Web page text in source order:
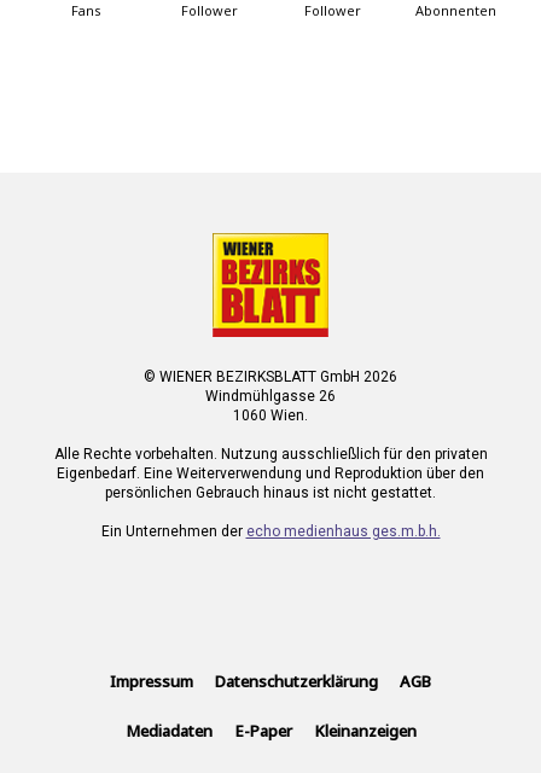
Fans Follower Follower Abonnenten
© WIENER BEZIRKSBLATT GmbH 2026
Windmühlgasse 26
1060 Wien.
Alle Rechte vorbehalten. Nutzung ausschließlich für den privaten
Eigenbedarf. Eine Weiterverwendung und Reproduktion über den
persönlichen Gebrauch hinaus ist nicht gestattet.
Ein Unternehmen der echo medienhaus ges.m.b.h.
Impressum Datenschutzerklärung AGB
Mediadaten E-Paper Kleinanzeigen